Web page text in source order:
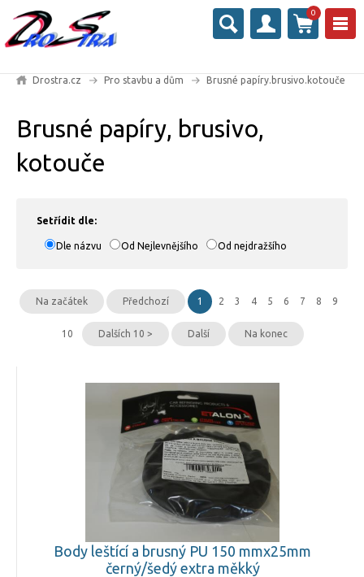
0
Drostra.cz Pro stavbu a dům Brusné papíry.brusivo.kotouče
Brusné papíry, brusivo,
kotouče
Setřídit dle:
Dle názvu Od Nejlevnějšího Od nejdražšího
Na začátek Předchozí 1 2 3 4 5 6 7 8 9
10 Dalších 10 > Další Na konec
Body leštící a brusný PU 150 mmx25mm
černý/šedý extra měkký